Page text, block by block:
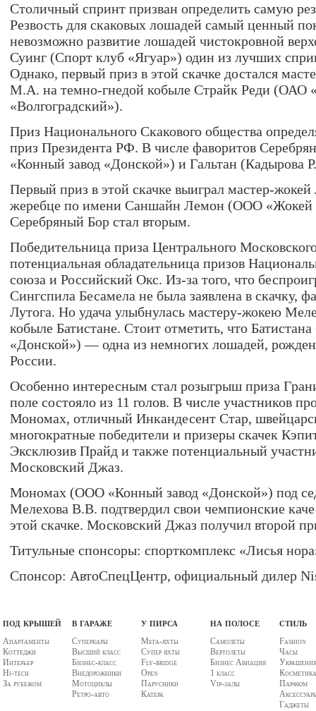
Столичный спринт призван определить самую
Резвость для скаковых лошадей самый ценный
невозможно развитие лошадей чистокровной
Суинг (Спорт клуб «Ягуар») один из лучших
Однако, первый приз в этой скачке достался
М.А. на темно-гнедой кобыле Страйк Реди (ОАО
«Волгоградский»).
Приз Национального Скакового общества
приз Президента РФ. В числе фаворитов
«Конный завод «Донской») и Гальтан (Кадырова
Первый приз в этой скачке выиграл мастер-
жеребце по имени Саншайн Лемон (ООО «Жокей
Серебряный Бор стал вторым.
Победительница приза Центрального
потенциальная обладательница призов
союза и Российский Окс. Из-за того, что
Сингспила Бесамела не была заявлена в скачку,
Лутога. Но удача улыбнулась мастеру-жокею
кобыле Батистане. Стоит отметить, что
«Донской») — одна из немногих лошадей,
России.
Особенно интересным стал розыгрыш приза
поле состояло из 11 голов. В числе участников
Мономах, отличный Инкандесент Стар,
многократные победители и призеры скачек
Эксклюзив Прайд и также потенциальный
Московский Джаз.
Мономах (ООО «Конный завод «Донской») под
Мелехова В.В. подтвердил свои чемпионские
этой скачке. Московский Джаз получил второй
Титульные спонсоры: спорткомплекс «Лисья
Спонсор: АвтоСпецЦентр, официальный дилер
под крышей
Апартаменты
Коттеджи
Интерьер
Hi-tech
За рубежом
в гараже
Суперкары
Высший класс
Бизнес-класс
Внедорожники
Мотоциклы
Ретро-авто
у пирса
Мега-яхты
Супер яхты
Fly-bridge
Open
Парусники
Катера
на полосе
Самолеты
Вертолеты
Бизнес Авиация
1 класс
Vip-залы
стиль
Fashion
Часы
Парфюм
Гаджеты